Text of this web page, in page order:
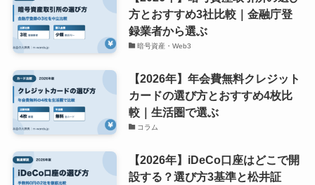
方とおすすめ3社比較｜金融庁登
録業者から選ぶ
暗号資産・Web3
【2026年】年会費無料クレジット
カードの選び方とおすすめ4枚比
較｜生活圏で選ぶ
コラム
【2026年】iDeCo口座はどこで開
設する？選び方3基準と松井証